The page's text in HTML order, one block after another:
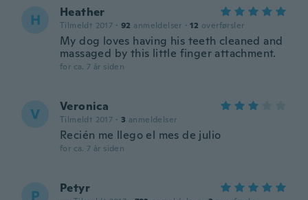
H Heather
Tilmeldt 2017 · 92 anmeldelser · 12 overførsler
My dog loves having his teeth cleaned and
massaged by this little finger attachment.
for ca. 7 år siden
V Veronica
Tilmeldt 2017 · 3 anmeldelser
Recién me llego el mes de julio
for ca. 7 år siden
P Petyr